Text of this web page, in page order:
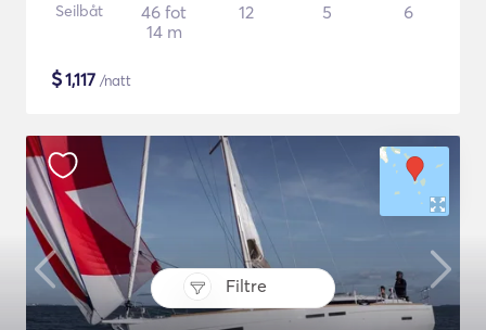
Filtre
Seilbåt
46 fot
14 m
12 5 6
$1,117 /natt